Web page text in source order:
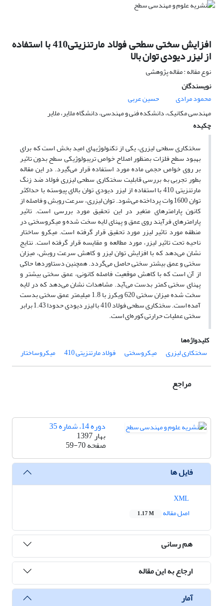
افزایش سختی سطحی فولاد مارتنزیتی410 با استفاده
از لیزر دیودی توان بالا
نوع مقاله : مقاله پژوهشی
نویسندگان
محمود مرادی
حسین عربی
مهندسی مکانیک، دانشکده فنی و مهندسی، دانشگاه ملایر، ملایر
چکیده
سختکاری سطحی ‌لیزری، یکی از تکنولوژیهای امید بخش است که ‌برای
‌بهبود سطح فلزات بمنظور اصلاح خواص ‌تریبولوژیکی ‌سطح‌ بدون ‌تاثیر
بر روی ‌خواص ‌حجمی ماده مورد استفاده قرار می‌گیرد. در این ‌مقاله
بطور تجربی به بررسی قابلیت ‌‌سختکاری ‌سطحی لیزری فولاد ضد زنگ
مارتنزیتی 410 با استفاده ‌از لیزر دیودی توان بالای پیوسته با حداکثر
توان 1600 وات پرداخته‌ می‌شود. توان لیزری، سرعت‌ روبش ‌و فاصله از
‌کانون پارامترهای متغیر در این تحقیق مورد بررسی است. تاثیر
پارامترهای فرآیند روی ‌عمق ‌و پهنای لایه ‌سخت شده و میکروسختی ‌در
منطقه مورد تاثیر لیزر مورد تحقیق ‌قرار گرفته ‌است. میکرو ساختار
ناحیه ‌تحت‌ تاثیر لیزر، مورد مطالعه و مقایسه قرار گرفته است. نتایج
نشان ‌می‌دهد که با افزایش توان ‌لیزر و کاهش ‌سرعت ‌روبش، میزان
سختی و عمق ‌بیشتر سختی حاصل ‌می‌گردد. همچنین دستاوردها حاکی
‌از آن است که با کاهش موقعیت‌ فاصله کانونی، عمق سختی ‌بیشتر و
پهنای ‌سختی کمتر بدست‌ می‌آید. مشاهدات‌ نشان‌ می‌دهد که ‌در لایه
‌سخت‌ شده ‌میزان ‌سختی ‌620 ویکرز با 1.8 میلیمتر عمق‌ سختی‌ بدست
‌آمده ‌است. سختکاری سطحی فولاد 410 با لیزر دیودی حدودا 1.43 برابر
سختی عملیات حرارتی کوره‌ای است.
کلیدواژه‌ها
سختکاری لیزری
میکروسختی فولاد مارتنزیتی 410 میکروساختار
مراجع
دوره 14، شماره 35
بهار 1397
صفحه59-70
فایل ها
اصل مقاله
1.17 M
هم رسانی
ارجاع به این مقاله
آمار